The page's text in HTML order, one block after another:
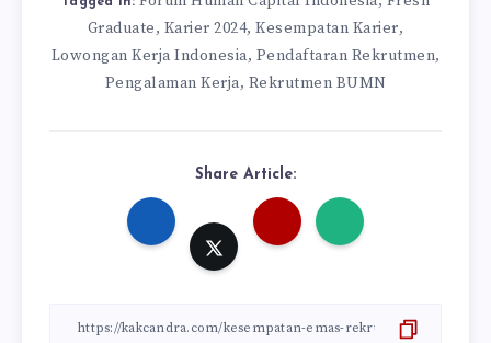
Graduate, Karier 2024,Kesempatan Karier,
Lowongan Kerja Indonesia, Pendaftaran Rekrutmen,
Pengalaman Kerja, Rekrutmen BUMN
Share Article: